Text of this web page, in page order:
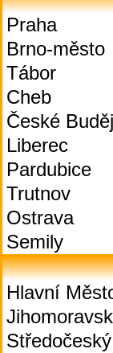
Praha
Brno-město
Tábor
Cheb
České
Liberec
Pardubice
Trutnov
Ostrava
Semily
Hlavní